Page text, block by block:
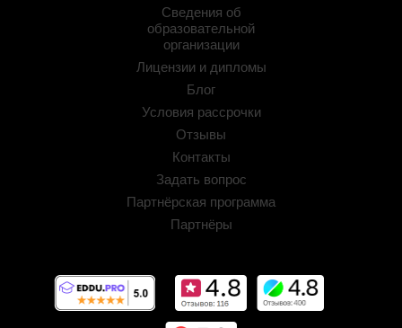
Сведения об
образовательной
организации
Лицензии и дипломы
Блог
Условия рассрочки
Отзывы
Контакты
Задать вопрос
Партнёрская программа
Партнёры